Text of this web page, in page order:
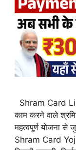
Shram Card
काम करने वाले
महत्वपूर्ण योजना से
Shram Card